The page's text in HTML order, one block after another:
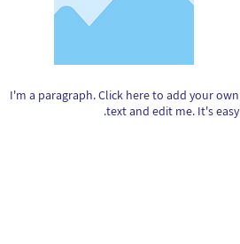
I'm a paragraph. Click here to add your own
text and edit me. It's easy.